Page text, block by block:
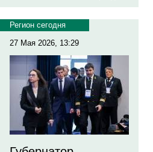
Регион сегодня
27 Мая 2026, 13:29